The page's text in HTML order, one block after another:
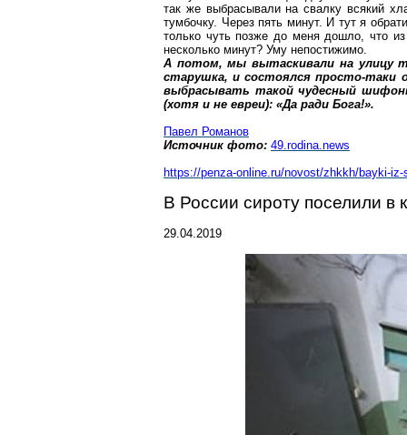
так же выбрасывали на свалку всякий
тумбочку. Через пять минут. И тут я
только чуть позже до меня дошло, что
несколько минут? Уму непостижимо.
А потом, мы вытаскивали на улицу
старушка, и состоялся просто-
выбрасывать такой чудесный
(хотя и не евреи): «Да ради Бога!».
Павел Романов
Источник фото: 49.rodina.news
https://penza-online.ru/novost/zhkkh/bayki-iz-
В России сироту поселили в
29.04.2019